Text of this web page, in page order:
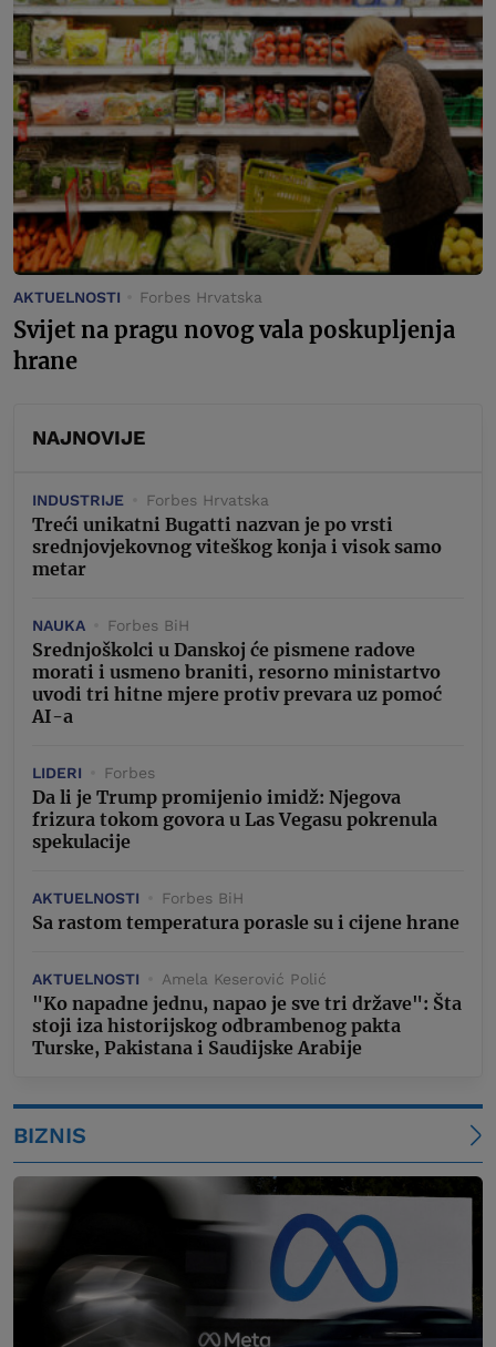
AKTUELNOSTI Forbes Hrvatska
Svijet na pragu novog vala poskupljenja
hrane
NAJNOVIJE
INDUSTRIJE Forbes Hrvatska
Treći unikatni Bugatti nazvan je po vrsti
srednjovjekovnog viteškog konja i visok samo
metar
NAUKA Forbes BiH
Srednjoškolci u Danskoj će pismene radove
morati i usmeno braniti, resorno ministartvo
uvodi tri hitne mjere protiv prevara uz pomoć
AI-a
LIDERI Forbes
Da li je Trump promijenio imidž: Njegova
frizura tokom govora u Las Vegasu pokrenula
spekulacije
AKTUELNOSTI Forbes BiH
Sa rastom temperatura porasle su i cijene hrane
AKTUELNOSTI Amela Keserović Polić
"Ko napadne jednu, napao je sve tri države": Šta
stoji iza historijskog odbrambenog pakta
Turske, Pakistana i Saudijske Arabije
BIZNIS